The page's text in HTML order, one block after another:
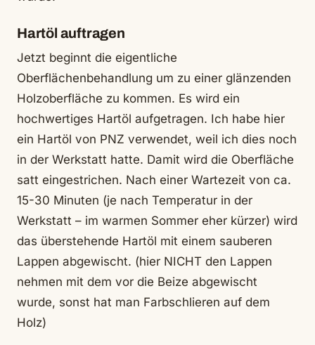
Hartöl auftragen
Jetzt beginnt die eigentliche
Oberflächenbehandlung um zu einer glänzenden
Holzoberfläche zu kommen. Es wird ein
hochwertiges Hartöl aufgetragen. Ich habe hier
ein Hartöl von PNZ verwendet, weil ich dies noch
in der Werkstatt hatte. Damit wird die Oberfläche
satt eingestrichen. Nach einer Wartezeit von ca.
15-30 Minuten (je nach Temperatur in der
Werkstatt – im warmen Sommer eher kürzer) wird
das überstehende Hartöl mit einem sauberen
Lappen abgewischt. (hier NICHT den Lappen
nehmen mit dem vor die Beize abgewischt
wurde, sonst hat man Farbschlieren auf dem
Holz)